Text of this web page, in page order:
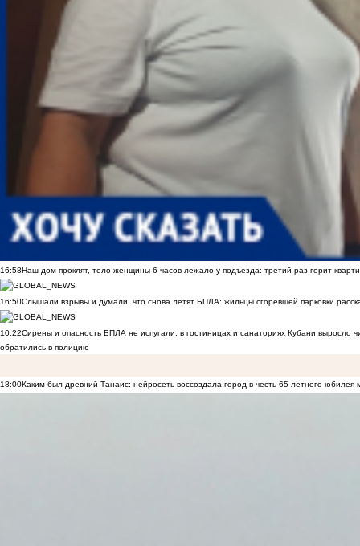
16:58Наш дом проклят, тело женщины 6 часов лежало у подъезда: третий раз горит
16:50Слышали взрывы и думали, что снова летят БПЛА: жильцы сгоревшей парковки
10:22Сирены и опасность БПЛА не испугали: в гостиницах и санаториях Кубани выросло
обратились в полицию
18:00Каким был древний Танаис: нейросеть воссоздала город в честь 65-летнего юбилея